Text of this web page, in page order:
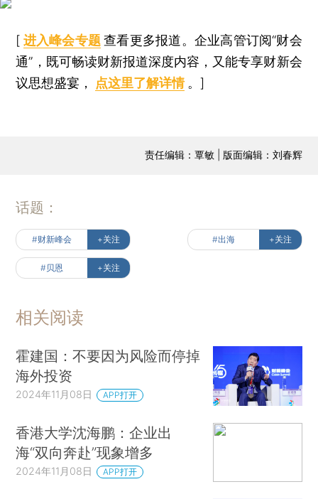
[ 进入峰会专题 查看更多报道。企业高管订阅“财会
通”，既可畅读财新报道深度内容，又能专享财新会
议思想盛宴，
点这里了解详情 。]
责任编辑：覃敏 | 版面编辑：刘春辉
话题：
#财新峰会 +关注 #出海 +关注
#贝恩 +关注
相关阅读
霍建国：不要因为风险而停掉
海外投资
2024年11月08日 APP打开
香港大学沈海鹏：企业出
海“双向奔赴”现象增多
2024年11月08日 APP打开